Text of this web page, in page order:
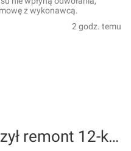
z wykonawcą.
2 godz. temu
Mazowieckie: Ruszył remont 12-kilometrowego odcinka jezdni drogi ekspresowej S17